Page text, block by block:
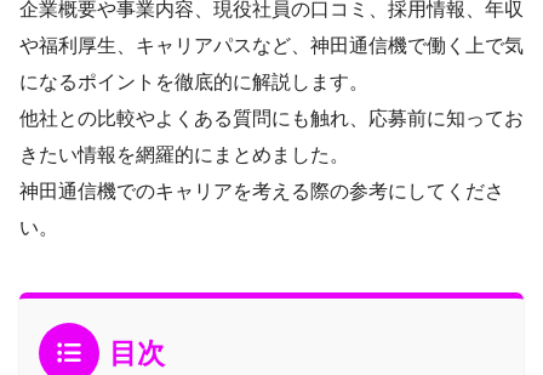
企業概要や事業内容、現役社員の口コミ、採用情報、年収
や福利厚生、キャリアパスなど、神田通信機で働く上で気
になるポイントを徹底的に解説します。
他社との比較やよくある質問にも触れ、応募前に知ってお
きたい情報を網羅的にまとめました。
神田通信機でのキャリアを考える際の参考にしてくださ
い。
目次